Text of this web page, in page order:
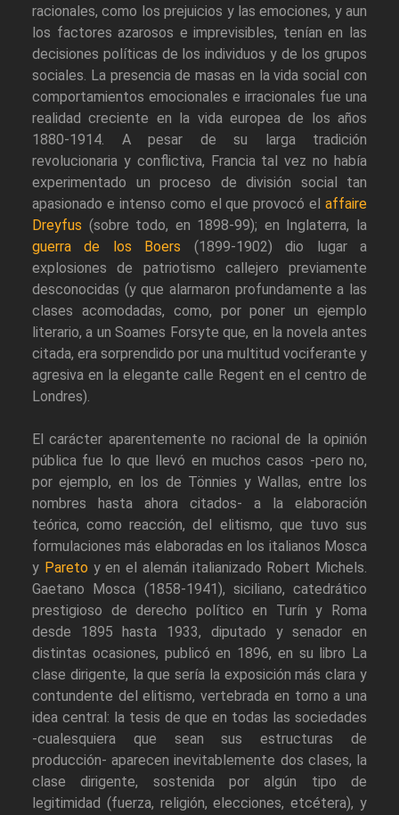
racionales, como los prejuicios y las emociones, y aun
los factores azarosos e imprevisibles, tenían en las
decisiones políticas de los individuos y de los grupos
sociales. La presencia de masas en la vida social con
comportamientos emocionales e irracionales fue una
realidad creciente en la vida europea de los años
1880-1914. A pesar de su larga tradición
revolucionaria y conflictiva, Francia tal vez no había
experimentado un proceso de división social tan
apasionado e intenso como el que provocó el affaire
Dreyfus (sobre todo, en 1898-99); en Inglaterra, la
guerra de los Boers (1899-1902) dio lugar a
explosiones de patriotismo callejero previamente
desconocidas (y que alarmaron profundamente a las
clases acomodadas, como, por poner un ejemplo
literario, a un Soames Forsyte que, en la novela antes
citada, era sorprendido por una multitud vociferante y
agresiva en la elegante calle Regent en el centro de
Londres).
El carácter aparentemente no racional de la opinión
pública fue lo que llevó en muchos casos -pero no,
por ejemplo, en los de Tönnies y Wallas, entre los
nombres hasta ahora citados- a la elaboración
teórica, como reacción, del elitismo, que tuvo sus
formulaciones más elaboradas en los italianos Mosca
y Pareto y en el alemán italianizado Robert Michels.
Gaetano Mosca (1858-1941), siciliano, catedrático
prestigioso de derecho político en Turín y Roma
desde 1895 hasta 1933, diputado y senador en
distintas ocasiones, publicó en 1896, en su libro La
clase dirigente, la que sería la exposición más clara y
contundente del elitismo, vertebrada en torno a una
idea central: la tesis de que en todas las sociedades
-cualesquiera que sean sus estructuras de
producción- aparecen inevitablemente dos clases, la
clase dirigente, sostenida por algún tipo de
legitimidad (fuerza, religión, elecciones, etcétera), y